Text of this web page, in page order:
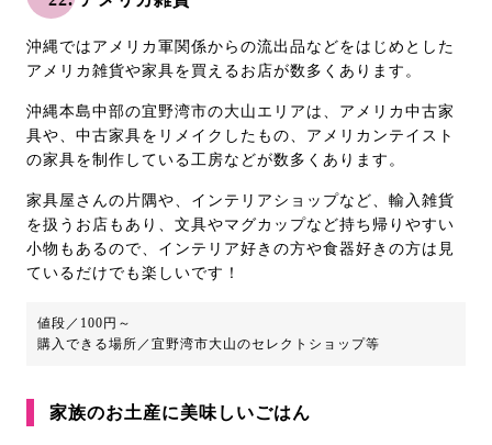
沖縄ではアメリカ軍関係からの流出品などをはじめとした
アメリカ雑貨や家具を買えるお店が数多くあります。
沖縄本島中部の宜野湾市の大山エリアは、アメリカ中古家
具や、中古家具をリメイクしたもの、アメリカンテイスト
の家具を制作している工房などが数多くあります。
家具屋さんの片隅や、インテリアショップなど、輸入雑貨
を扱うお店もあり、文具やマグカップなど持ち帰りやすい
小物もあるので、インテリア好きの方や食器好きの方は見
ているだけでも楽しいです！
値段／100円～
購入できる場所／宜野湾市大山のセレクトショップ等
家族のお土産に美味しいごはん